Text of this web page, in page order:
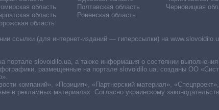
область
область
область
Полтавская область
Ровенская область
Черновицкая
ссылки (для интернет-изданий — гиперссылки) на
slovoidilo.ua, а также информация о состоянии выполнения
размещенные на портале slovoidilo.ua, созданы ОО
компаний», «Позиция», «Партнерский материал»,
в рекламных материалах. Согласно украинскому